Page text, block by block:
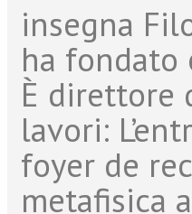
insegna
ha fondato
È direttore
lavori:
foyer de
metafisica